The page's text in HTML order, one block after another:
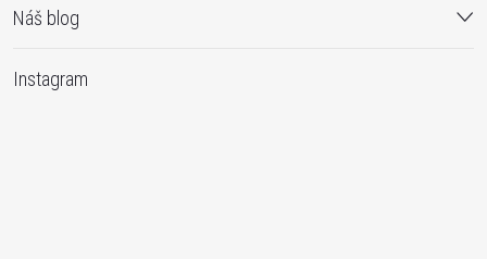
Náš blog
Instagram